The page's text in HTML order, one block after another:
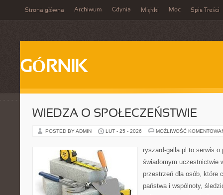
Strona główna Archiwum Gdynia Miękki Moc Spis Treści
GÓRNIK
WIEDZA O SPOŁECZEŃSTWIE
POSTED BY ADMIN LUT - 25 - 2026 MOŻLIWOŚĆ
ryszard-galla.pl to serwis
świadomym uczestnictwie
przestrzeń dla osób, które
państwa i wspólnoty,